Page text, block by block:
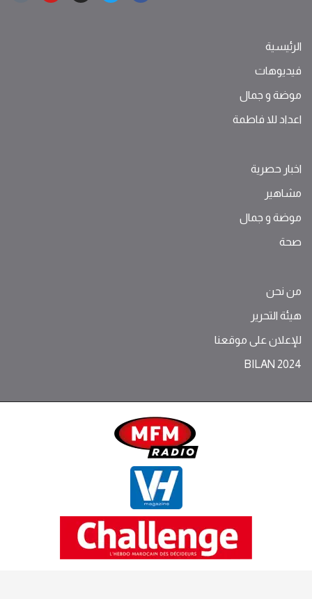
الرئيسية
فيديوهات
موضة ‫و‬ ‫‬‫جمال‬
اعداد للا فاطمة
اخبار حصرية
مشاهير
موضة ‫و‬ ‫‬‫جمال‬
صحة
من نحن
هيئة التحرير
للإعلان على موقعنا
BILAN 2024